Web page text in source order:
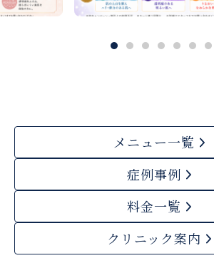
メニュー一覧
症例事例
料金一覧
クリニック案内